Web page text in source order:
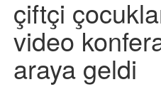
çiftçi
video
araya geldi